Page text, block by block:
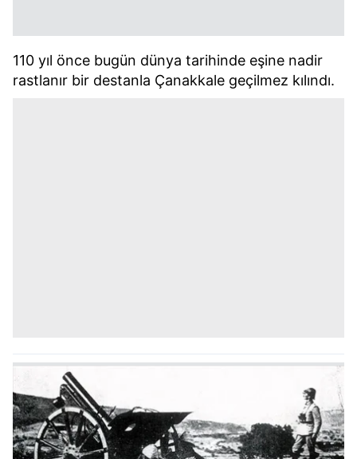
110 yıl önce bugün dünya tarihinde eşine nadir
rastlanır bir destanla Çanakkale geçilmez kılındı.